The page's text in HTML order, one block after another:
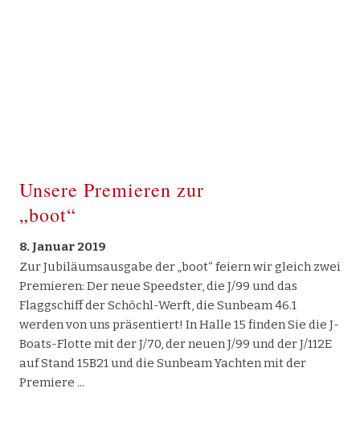
Unsere Premieren zur
„boot“
8. Januar 2019
Zur Jubiläumsausgabe der „boot“ feiern wir gleich zwei
Premieren: Der neue Speedster, die J/99 und das
Flaggschiff der Schöchl-Werft, die Sunbeam 46.1
werden von uns präsentiert! In Halle 15 finden Sie die J-
Boats-Flotte mit der J/70, der neuen J/99 und der J/112E
auf Stand 15B21 und die Sunbeam Yachten mit der
Premiere